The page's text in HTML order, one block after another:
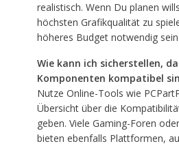
realistisch. Wenn Du planen
höchsten Grafikqualität zu
höheres Budget notwendig sein.
Wie kann ich sicherstellen,
Komponenten kompatibel
Nutze Online-Tools wie
Übersicht über die
geben. Viele Gaming-Foren
bieten ebenfalls Plattformen,